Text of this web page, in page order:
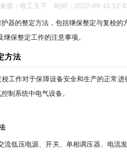
来源：电工天下 时间：2022-09-15
器的整定方法，包括继保整定与复校的
保整定工作的注意事项。
方法
工作对于保障设备安全和生产的正常
制系统中电气设备。
流低压电源、开关、单相调压器、电流